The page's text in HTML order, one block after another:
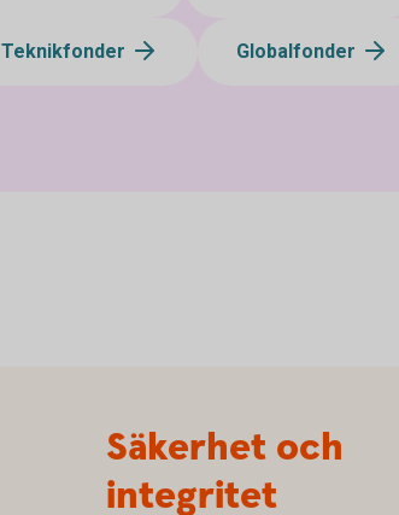
Teknikfonder Globalfonder
Säkerhet och
integritet